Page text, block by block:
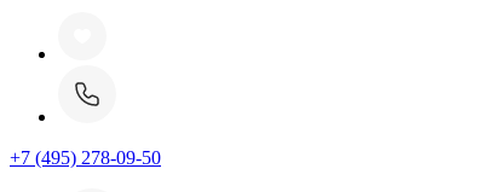
+7 (495) 278-09-50